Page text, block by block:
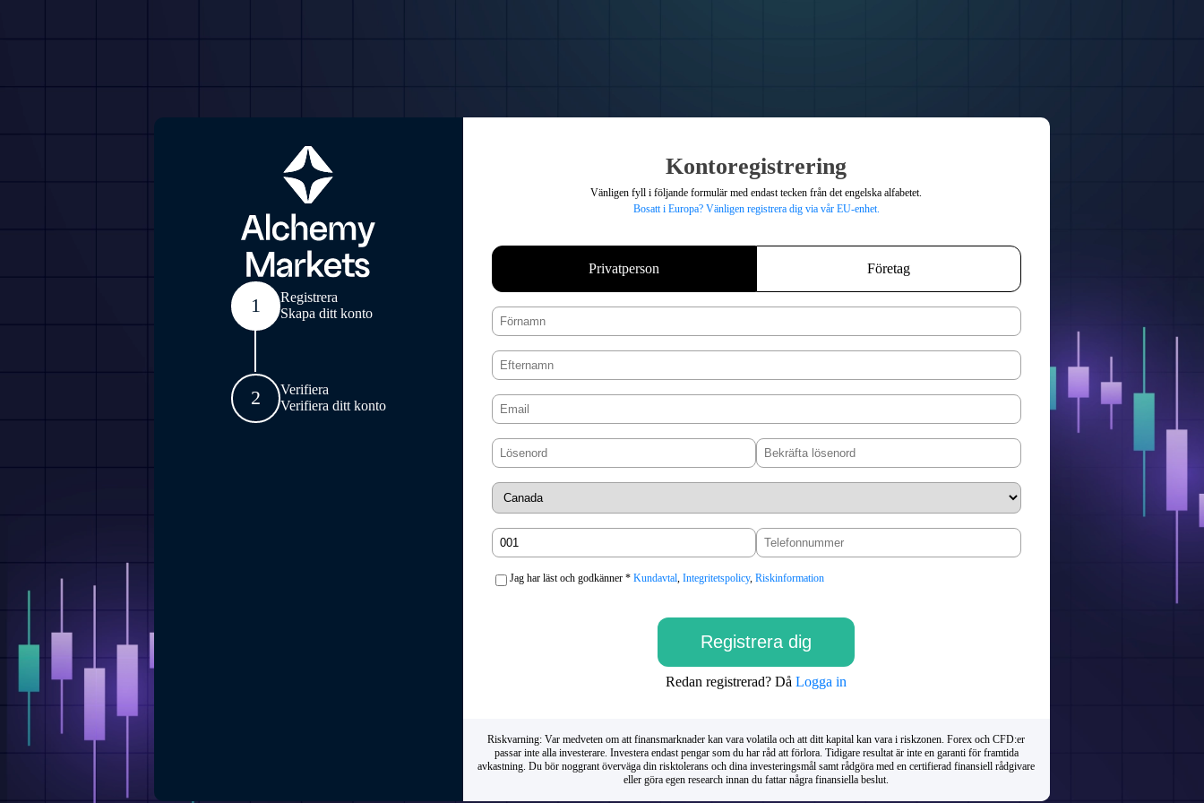
1
Registrera
Skapa ditt konto
2
Verifiera
Verifiera ditt konto
Kontoregistrering
Vänligen fyll i följande formulär med endast tecken från det engelska alfabetet.
Bosatt i Europa? Vänligen registrera dig via vår EU-enhet.
Privatperson Företag
Jag har läst och godkänner * Kundavtal, Integritetspolicy, Riskinformation
Redan registrerad? DåLogga in
Riskvarning: Var medveten om att finansmarknader kan vara volatila och att ditt kapital kan vara i riskzonen. Forex och CFD:er
passar inte alla investerare. Investera endast pengar som du har råd att förlora. Tidigare resultat är inte en garanti för framtida
avkastning. Du bör noggrant överväga din risktolerans och dina investeringsmål samt rådgöra med en certifierad finansiell rådgivare
eller göra egen research innan du fattar några finansiella beslut.